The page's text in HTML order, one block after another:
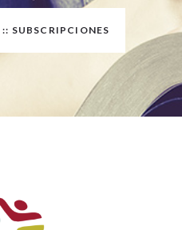
:: SUBSCRIPCIONES